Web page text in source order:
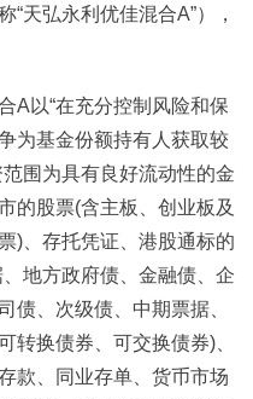
天弘永利优佳混合A”），
A以“在充分控制风险和保
为基金份额持有人获取较
围为具有良好流动性的金
的股票(含主板、创业板及
)、存托凭证、港股通标的
地方政府债、金融债、企
债、次级债、中期票据、
转换债券、可交换债券)、
款、同业存单、货币市场